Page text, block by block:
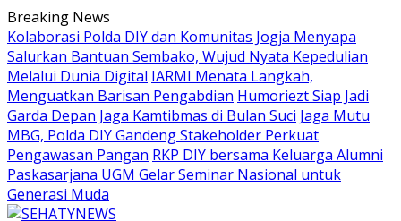
Skip
to
content
Breaking News
Kolaborasi Polda DIY dan Komunitas Jogja Menyapa
Salurkan Bantuan Sembako, Wujud Nyata Kepedulian
Melalui Dunia Digital IARMI Menata Langkah,
Menguatkan Barisan Pengabdian Humoriezt Siap Jadi
Garda Depan Jaga Kamtibmas di Bulan Suci Jaga Mutu
MBG, Polda DIY Gandeng Stakeholder Perkuat
Pengawasan Pangan RKP DIY bersama Keluarga Alumni
Paskasarjana UGM Gelar Seminar Nasional untuk
Generasi Muda